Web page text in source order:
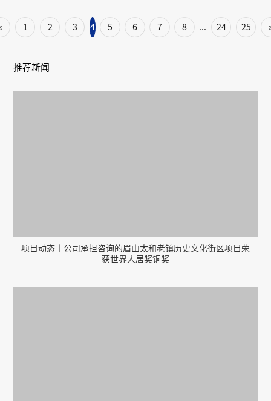
温江等多个产业园区，立足实际痛点难点，致力提供精准、伴
1 2 3 4 5 6 7 8 ... 24 25
推荐新闻
项目动态丨公司承担咨询的眉山太和老镇历史文化街区项目荣
获世界人居奖铜奖